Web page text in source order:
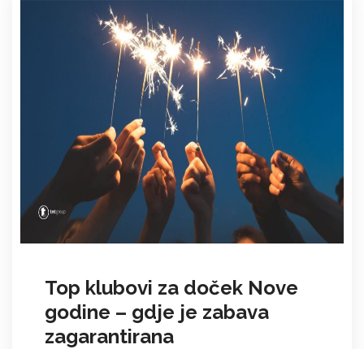
Top klubovi za doček Nove
godine – gdje je zabava
zagarantirana